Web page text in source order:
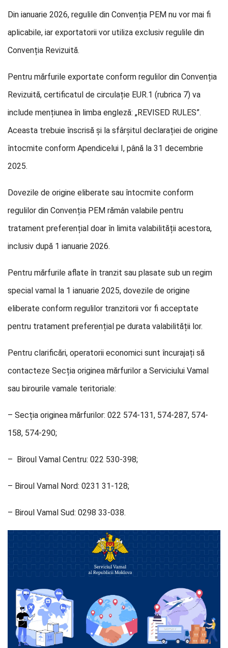
Din ianuarie 2026, regulile din Convenția PEM nu vor mai fi
aplicabile, iar exportatorii vor utiliza exclusiv regulile din
Convenția Revizuită.
Pentru mărfurile exportate conform regulilor din Convenția
Revizuită, certificatul de circulație EUR.1 (rubrica 7) va
include mențiunea în limba engleză: „REVISED RULES”.
Aceasta trebuie înscrisă și la sfârșitul declarației de origine
întocmite conform Apendicelui I, până la 31 decembrie
2025.
Dovezile de origine eliberate sau întocmite conform
regulilor din Convenția PEM rămân valabile pentru
tratament preferențial doar în limita valabilității acestora,
inclusiv după 1 ianuarie 2026.
Pentru mărfurile aflate în tranzit sau plasate sub un regim
special vamal la 1 ianuarie 2025, dovezile de origine
eliberate conform regulilor tranzitorii vor fi acceptate
pentru tratament preferențial pe durata valabilității lor.
Pentru clarificări, operatorii economici sunt încurajați să
contacteze Secția originea mărfurilor a Serviciului Vamal
sau birourile vamale teritoriale:
– Secția originea mărfurilor: 022 574-131, 574-287, 574-
158, 574-290;
– Biroul Vamal Centru: 022 530-398;
– Biroul Vamal Nord: 0231 31-128;
– Biroul Vamal Sud: 0298 33-038.